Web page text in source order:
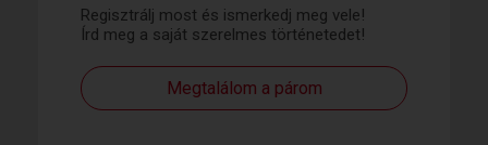
Regisztrálj most és ismerkedj meg vele!
Írd meg a saját szerelmes történetedet!
Megtalálom a párom